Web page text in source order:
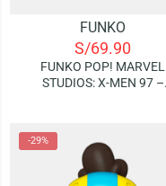
FUNKO
S/69.90
FUNKO POP! MARVEL
STUDIOS: X-MEN 97 –
-29%